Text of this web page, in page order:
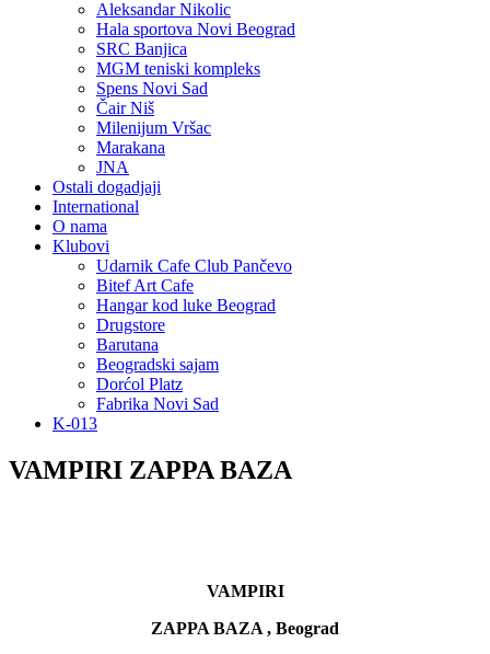
Aleksandar Nikolic
Hala sportova Novi Beograd
SRC Banjica
MGM teniski kompleks
Spens Novi Sad
Čair Niš
Milenijum Vršac
Marakana
JNA
Ostali dogadjaji
International
O nama
Klubovi
Udarnik Cafe Club Pančevo
Bitef Art Cafe
Hangar kod luke Beograd
Drugstore
Barutana
Beogradski sajam
Dorćol Platz
Fabrika Novi Sad
K-013
VAMPIRI ZAPPA BAZA
VAMPIRI
ZAPPA BAZA , Beograd